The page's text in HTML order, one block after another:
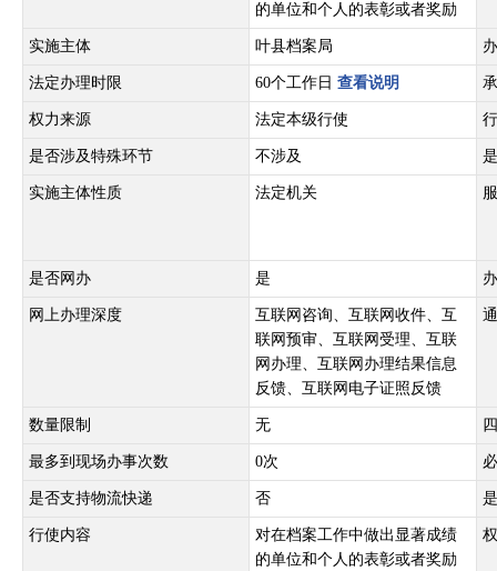
的单位和个人的表彰或者奖励
实施主体 叶县档案局
法定办理时限 60个工作日 查看说明
权力来源 法定本级行使
是否涉及特殊环节 不涉及
实施主体性质 法定机关
是否网办 是
网上办理深度
互联网咨询、互联网收件、互
联网预审、互联网受理、互联
网办理、互联网办理结果信息
反馈、互联网电子证照反馈
数量限制 无
最多到现场办事次数 0次
是否支持物流快递 否
行使内容
对在档案工作中做出显著成绩
的单位和个人的表彰或者奖励